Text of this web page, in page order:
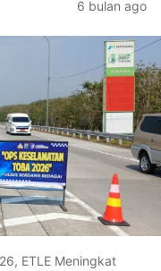
6 bulan ago
ETLE Meningkat